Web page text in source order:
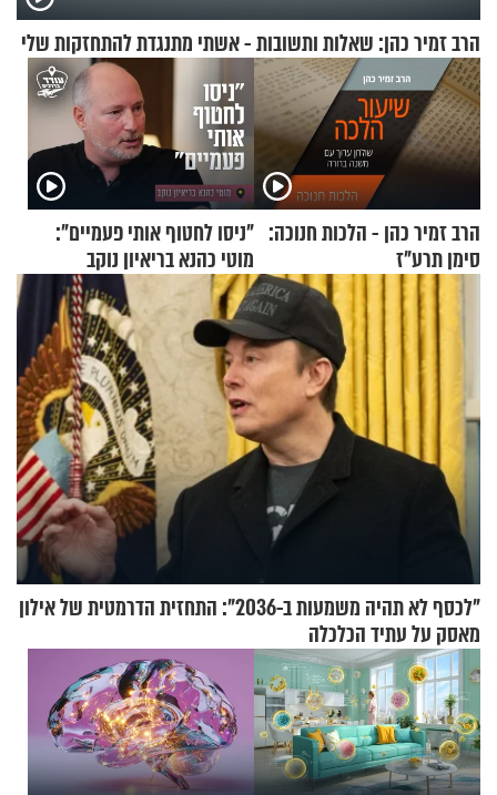
הרב זמיר כהן: שאלות ותשובות - אשתי מתנגדת להתחזקות שלי
הרב זמיר כהן - הלכות חנוכה:
סימן תרע"ז
"ניסו לחטוף אותי פעמיים":
מוטי כהנא בריאיון נוקב
"לכסף לא תהיה משמעות ב-2036": התחזית הדרמטית של אילון
מאסק על עתיד הכלכלה